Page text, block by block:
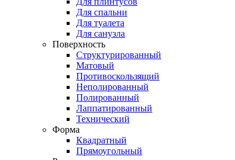
Для спальни
Для туалета
Для санузла
Поверхность
Структурированный
Матовый
Противоскользящий
Неполированный
Полированный
Лаппатированный
Технический
Форма
Квадратный
Прямоугольный